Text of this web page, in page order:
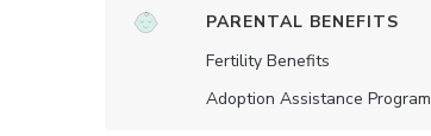
PARENTAL BENEFITS
Fertility Benefits
Adoption Assistance Program